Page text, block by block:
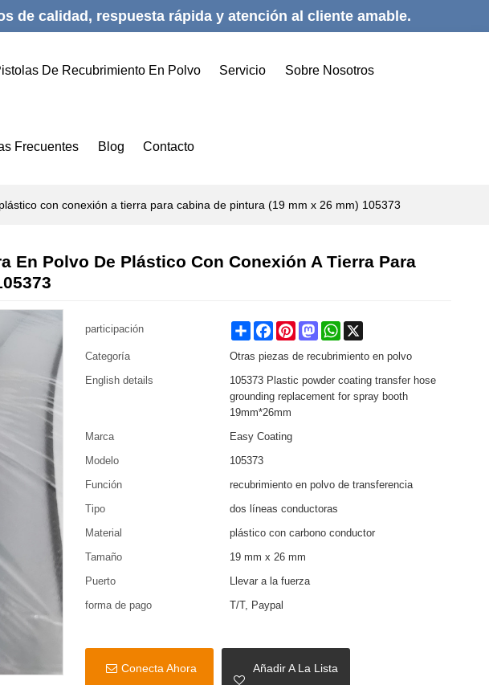
de calidad, respuesta rápida y atención al cliente amable.
De Recubrimiento En Polvo Servicio Sobre Nosotros
Frecuentes Blog Contacto
con conexión a tierra para cabina de pintura (19 mm x 26 mm) 105373
En Polvo De Plástico Con Conexión A Tierra Para
participación Share FacebookPinterestMastodonWhatsApp
Categoría
Otras piezas de recubrimiento en polvo
English details
105373 Plastic powder coating transfer hose
grounding replacement for spray booth
19mm*26mm
Marca
Easy Coating
Modelo
105373
Función
recubrimiento en polvo de transferencia
Tipo
dos líneas conductoras
Material
plástico con carbono conductor
Tamaño
19 mm x 26 mm
Puerto
Llevar a la fuerza
forma de pago
T/T, Paypal
Conecta Ahora
Añadir A La Lista